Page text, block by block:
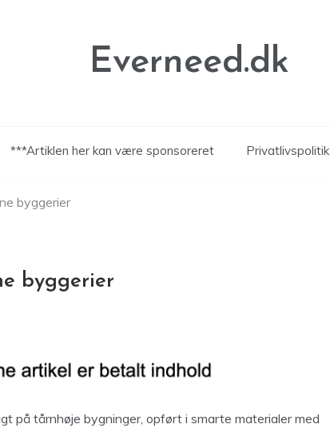
Everneed.dk
***Artiklen her kan være sponsoreret Privatlivspolitik
byggerier
byggerier
på tårnhøje bygninger, opført i smarte materialer med